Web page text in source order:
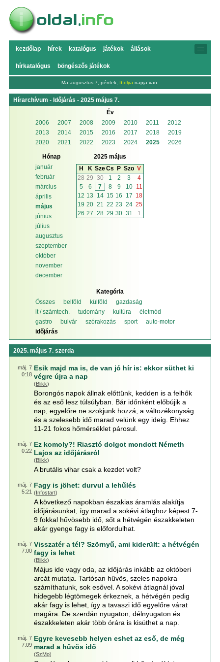
kezdőlap hírek katalógus játékok állások
hírkatalógus böngészős játékok
Ma augusztus 7, péntek, Ibolya napja van.
Hírarchívum - Időjárás - 2025 május 7.
Év
2006
2007 2008 2009 2010 2011
2012
2013
2014 2015 2016 2017 2018
2019
2020
2021 2022 2023 2024 2025 2026
Hónap
január
február
március
április
május
június
július
augusztus
szeptember
október
november
december
2025 május
H
K SzeCs P Szo V
28 29 30 1 2 3
4
5
6 7 8 9 10
11
12 13 14 15 16 17 18
19 20 21 22 23 24 25
26 27 28 29 30 31 1
Kategória
Összes
belföld külföld
gazdaság
it / számtech.
tudomány kultúra
életmód
gastro
bulvár szórakozás sport
auto-motor
időjárás
2025. május 7. szerda
máj. 7
0:18
Esik majd ma is, de van jó hír is: ekkor süthet ki
végre újra a nap
(Blikk)
Borongós napok állnak előttünk, kedden is a felhők
és az eső lesz túlsúlyban. Bár időnként előbújik a
nap, egyelőre ne szokjunk hozzá, a változékonyság
és a szelesebb idő marad velünk egy ideig. Ehhez
11-21 fokos hőmérséklet párosul.
máj. 7
0:22
Ez komoly?! Riasztó dolgot mondott Németh
Lajos az időjárásról
(Blikk)
A brutális vihar csak a kezdet volt?
máj. 7
5:21
Fagy is jöhet: durvul a lehűlés
(Infostart)
A következő napokban északias áramlás alakítja
időjárásunkat, így marad a sokévi átlaghoz képest 7-
9 fokkal hűvösebb idő, sőt a hétvégén északkeleten
akár gyenge fagy is előfordulhat.
máj. 7
7:00
Visszatér a tél? Szörnyű, ami kiderült: a hétvégén
fagy is lehet
(Blikk)
Május ide vagy oda, az időjárás inkább az októberi
arcát mutatja. Tartósan hűvös, szeles napokra
számíthatunk, sok esővel. A sokévi átlagnál jóval
hidegebb légtömegek érkeznek, a hétvégén pedig
akár fagy is lehet, így a tavaszi idő egyelőre várat
magára. De szerdán nyugaton, délnyugaton és
északkeleten akár több órára is kisüthet a nap.
máj. 7
7:09
Egyre kevesebb helyen eshet az eső, de még
marad a hűvös idő
(SzMo)